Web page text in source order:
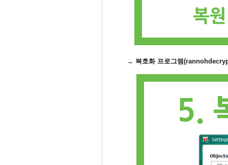
→ 복호화 프로그램